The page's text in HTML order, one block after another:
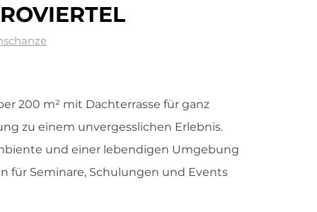
200 m² mit Dachterrasse für ganz
zu einem unvergesslichen Erlebnis.
und einer lebendigen Umgebung
für Seminare, Schulungen und Events